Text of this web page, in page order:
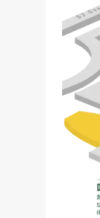
涵，推
高端论
新者，
高端平
知名展
国际
国内
（